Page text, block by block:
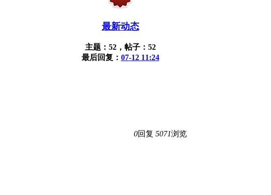
最新动态
主题：52，帖子：52
最后回复： 07-12 11:24
0回复 5071浏览